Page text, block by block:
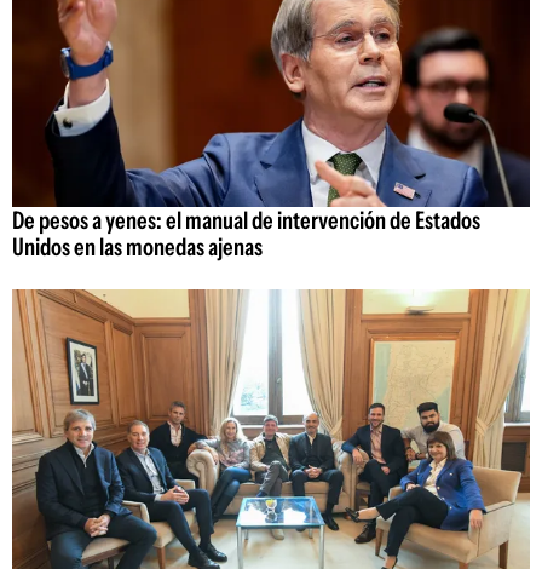
De pesos a yenes: el manual de intervención de Estados
Unidos en las monedas ajenas